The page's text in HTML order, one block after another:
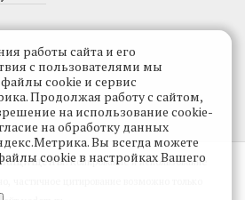
защищены.Копирование и использование
частичное цитирование возможно только
работы сайта и его
с пользователями мы
cookie и сервис
Продолжая работу с сайтом,
на использование cookie-
на обработку данных
Вы всегда можете
cookie в настройках Вашего